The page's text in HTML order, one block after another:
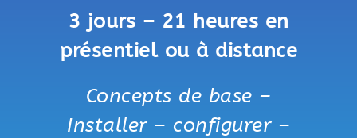
3 jours – 21 heures en
présentiel ou à distance
Concepts de base –
Installer – configurer –